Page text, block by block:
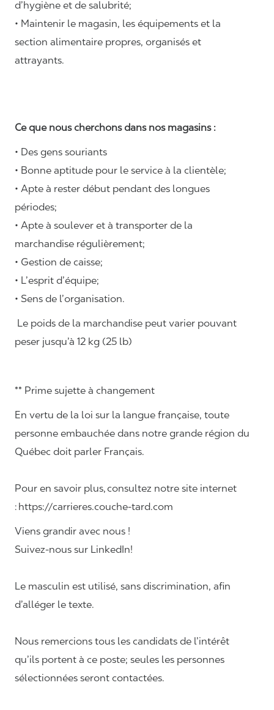
d’hygiène et de salubrité;
• Maintenir le magasin, les équipements et la
section alimentaire propres, organisés et
attrayants.
Ce que nous cherchons dans nos magasins :
• Des gens souriants
• Bonne aptitude pour le service à la clientèle;
• Apte à rester début pendant des longues
périodes;
• Apte à soulever et à transporter de la
marchandise régulièrement;
• Gestion de caisse;
• L’esprit d’équipe;
• Sens de l’organisation.
Le poids de la marchandise peut varier pouvant
peser jusqu’à 12 kg (25 lb)
** Prime sujette à changement
En vertu de la loi sur la langue française, toute
personne embauchée dans notre grande région du
Québec doit parler Français.
Pour en savoir plus, consultez notre site internet
: https://carrieres.couche-tard.com
Viens grandir avec nous !
Suivez-nous sur LinkedIn!
Le masculin est utilisé, sans discrimination, afin
d’alléger le texte.
Nous remercions tous les candidats de l’intérêt
qu’ils portent à ce poste; seules les personnes
sélectionnées seront contactées.